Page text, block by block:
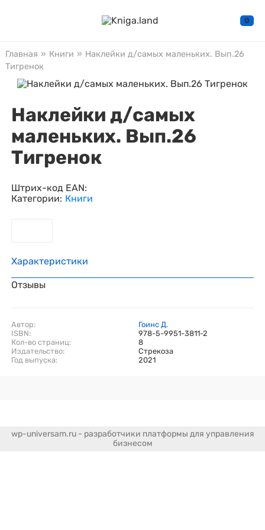
0
Главная » Книги » Наклейки д/самых маленьких. Вып.26
Тигренок
Наклейки д/самых
маленьких. Вып.26
Тигренок
Штрих-код EAN:
Категории: Книги
Характеристики
Отзывы
Автор:
Гоинс Д.
ISBN:
978-5-9951-3811-2
Кол-во страниц:
8
Издательство:
Стрекоза
Год выпуска:
2021
wp-universam.ru - разработчики платформы для управления
бизнесом